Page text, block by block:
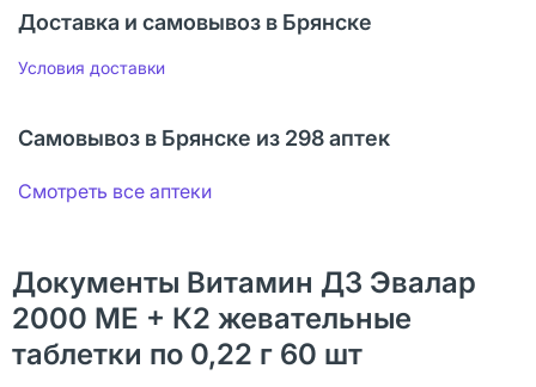
Доставка и самовывоз в Брянске
Условия доставки
Самовывоз в Брянске из 298 аптек
Смотреть все аптеки
Документы Витамин Д3 Эвалар
2000 МЕ + К2 жевательные
таблетки по 0,22 г 60 шт